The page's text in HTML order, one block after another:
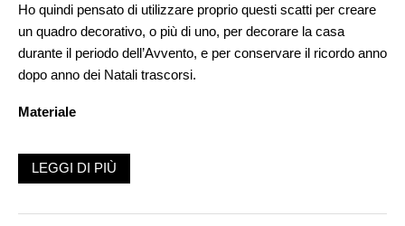
Ho quindi pensato di utilizzare proprio questi scatti per creare
un quadro decorativo, o più di uno, per decorare la casa
durante il periodo dell’Avvento, e per conservare il ricordo anno
dopo anno dei Natali trascorsi.
Materiale
Fotografie stampate su carta (misure indicativamente 9×13)
Cartone di recupero
LEGGI DI PIÙ